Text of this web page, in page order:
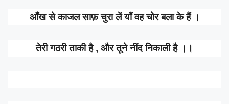
आँख से काजल साफ़ चुरा लें याँ वह चोर बला के हैं ।
तेरी गठरी ताकी है , और तूने नींद निकाली है ।।